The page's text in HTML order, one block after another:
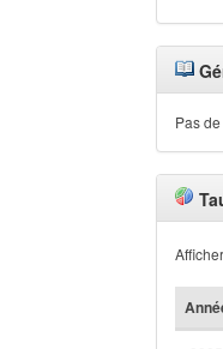
Pas
Afficher